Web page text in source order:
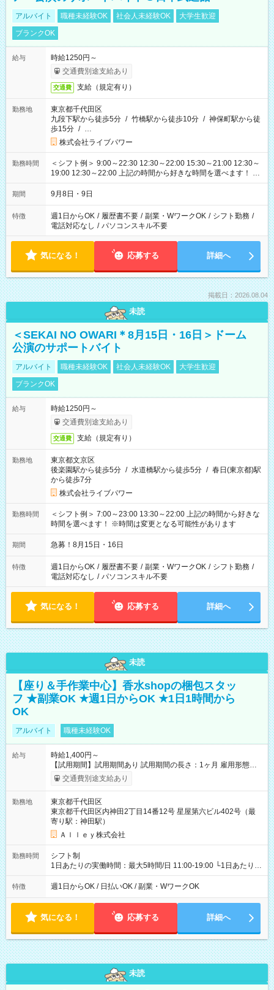
アルバイト 職種未経験OK 社会人未経験OK
大学生歓迎
ブランクOK
給与
時給1250円～
交通費別途支給あり
交通費 支給（規定有り）
勤務地
東京都千代田区
九段下駅から徒歩5分 / 竹橋駅から徒歩10分 / 神保町駅から徒
歩15分 / …
株式会社ライブパワー
勤務時間
＜シフト例＞ 9:00～22:30 12:30～22:00 15:30～21:00 12:30～
19:00 12:30～22:00 上記の時間から好きな時間を選べます！ ※
時間は変更となる可能性があります
期間 9月8日・9日
特徴 週1日からOK / 履歴書不要 / 副業・WワークOK / シフト勤務 /
電話対応なし / パソコンスキル不要
気になる！ 応募する 詳細へ
掲載日：2026.08.04
未読
＜SEKAI NO OWARI＊8月15日・16日＞ドーム
公演のサポートバイト
アルバイト 職種未経験OK 社会人未経験OK
大学生歓迎
ブランクOK
給与
時給1250円～
交通費別途支給あり
交通費 支給（規定有り）
勤務地
東京都文京区
後楽園駅から徒歩5分 / 水道橋駅から徒歩5分 / 春日(東京都)駅
から徒歩7分
株式会社ライブパワー
勤務時間
＜シフト例＞ 7:00～23:00 13:30～22:00 上記の時間から好きな
時間を選べます！ ※時間は変更となる可能性があります
期間 急募！8月15日・16日
特徴 週1日からOK / 履歴書不要 / 副業・WワークOK / シフト勤務 /
電話対応なし / パソコンスキル不要
気になる！ 応募する 詳細へ
未読
【座り＆手作業中心】香水shopの梱包スタッ
フ ★副業OK ★週1日からOK ★1日1時間から
OK
アルバイト 職種未経験OK
給与
時給1,400円～
【試用期間】試用期間あり 試用期間の長さ：1ヶ月 雇用形態、
給与は本採用時と同じです。
交通費別途支給あり
勤務地
東京都千代田区
東京都千代田区内神田2丁目14番12号 星屋第六ビル402号（最
寄り駅：神田駅）
Ａｌｌｅｙ株式会社
勤務時間
シフト制
1日あたりの実働時間：最大5時間/日 11:00-19:00 └1日あたりの
実働時間：1-5時間 └上記の時間帯内であれば、いつでも勤務可
能！ └平日・土曜日の中で、お好きな曜日でご勤務いただけま
18:00 などのように、自由な働き方が可能なお仕事です！
特徴 週1日からOK / 日払いOK / 副業・WワークOK
気になる！ 応募する 詳細へ
未読